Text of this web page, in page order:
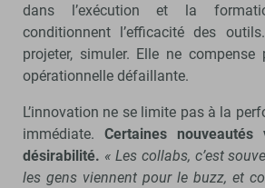
dans l’exécution et la
conditionnent l’efficacité des
projeter, simuler. Elle ne
opérationnelle défaillante.
L’innovation ne se limite pas à la
immédiate. Certaines nouveautés
désirabilité. « Les collabs, c’est
les gens viennent pour le buzz, et